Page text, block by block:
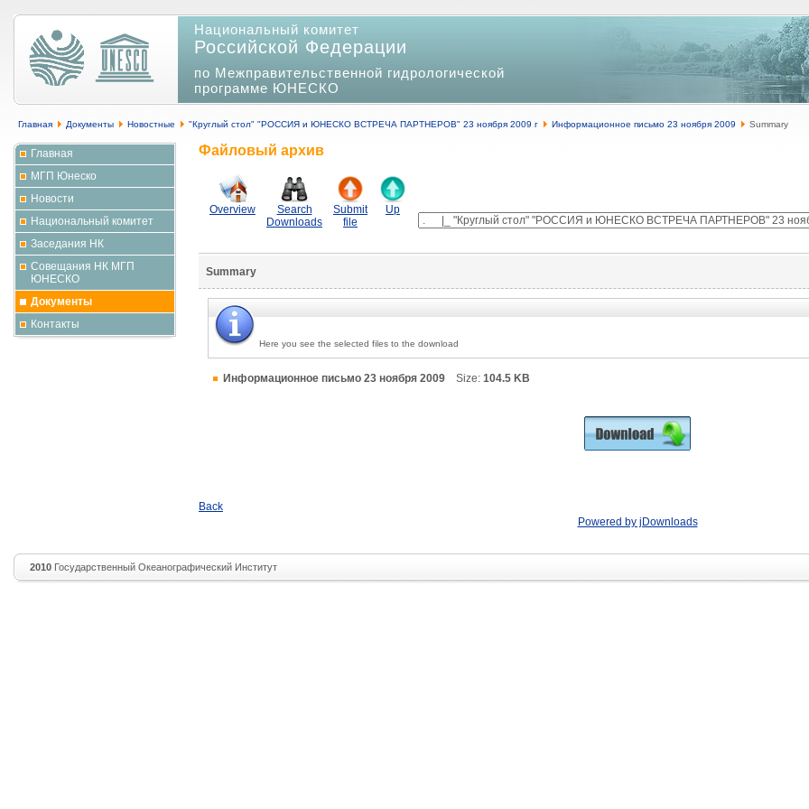
Национальный комитет
Российской Федерации
по Межправительственной гидрологической
программе ЮНЕСКО
Главная Документы Новостные "Круглый стол" "РОССИЯ и ЮНЕСКО ВСТРЕЧА ПАРТНЕРОВ" 23 ноября 2009 г Информационное письмо 23 ноября 2009 Summary
Главная
МГП Юнеско
Новости
Национальный комитет
Заседания НК
Совещания НК МГП
ЮНЕСКО
Документы
Контакты
Файловый архив
Overview
Search
Downloads
Submit
file
Up
Summary
Here you see the selected files to the download
Информационное письмо 23 ноября 2009 Size: 104.5 KB
Back
Powered by jDownloads
2010 Государственный Океанографический Институт